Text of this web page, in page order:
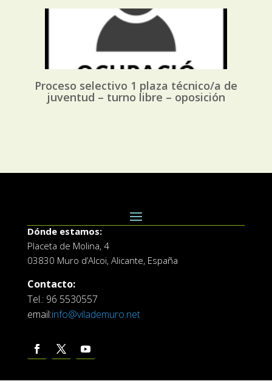
Proceso selectivo 1 plaza técnico/a de
juventud – turno libre – oposición
Dónde estamos:
Placeta de Molina, 4
03830 Muro d’Alcoi, Alicante, España
Contacto:
Tel.: 96 5530557
email:info@vilademuro.net